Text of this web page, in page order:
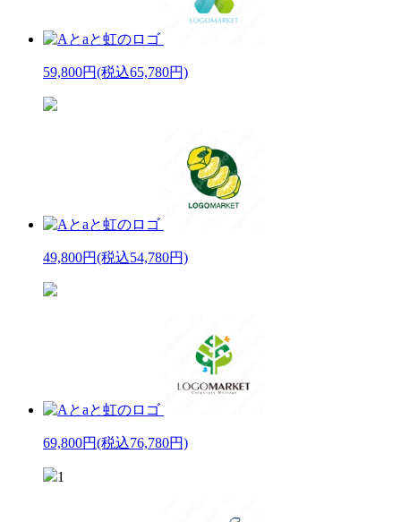
59,800円(税込65,780円)
49,800円(税込54,780円)
69,800円(税込76,780円)
1